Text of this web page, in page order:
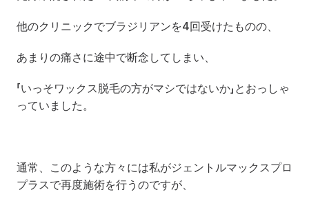
他のクリニックでブラジリアンを4回受けたものの、
あまりの痛さに途中で断念してしまい、
「いっそワックス脱毛の方がマシではないか」とおっしゃ
っていました。
通常、このような方々には私がジェントルマックスプロ
プラスで再度施術を行うのですが、